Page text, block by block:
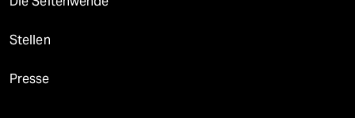
Stellen
Presse